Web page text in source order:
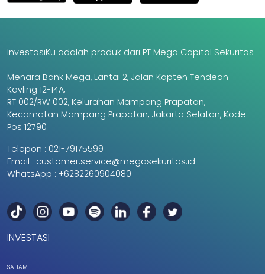
InvestasiKu adalah produk dari PT Mega Capital Sekuritas
Menara Bank Mega, Lantai 2, Jalan Kapten Tendean
Kavling 12-14A,
RT 002/RW 002, Kelurahan Mampang Prapatan,
Kecamatan Mampang Prapatan, Jakarta Selatan, Kode
Pos 12790
Telepon : 021-79175599
Email : customer.service@megasekuritas.id
WhatsApp : +6282260904080
INVESTASI
SAHAM